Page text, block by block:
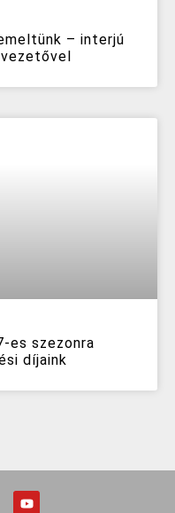
– interjú
es szezonra
díjaink